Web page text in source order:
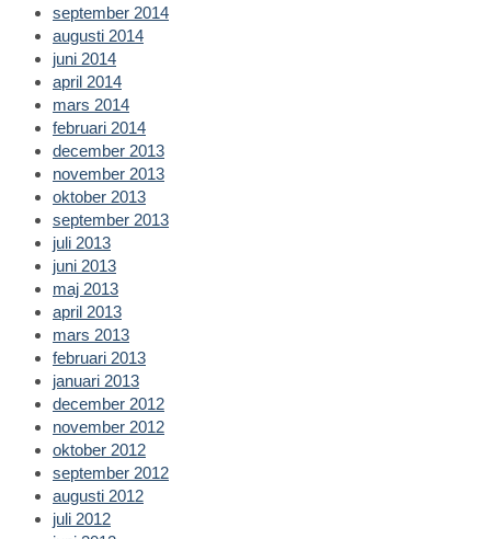
september 2014
augusti 2014
juni 2014
april 2014
mars 2014
februari 2014
december 2013
november 2013
oktober 2013
september 2013
juli 2013
juni 2013
maj 2013
april 2013
mars 2013
februari 2013
januari 2013
december 2012
november 2012
oktober 2012
september 2012
augusti 2012
juli 2012